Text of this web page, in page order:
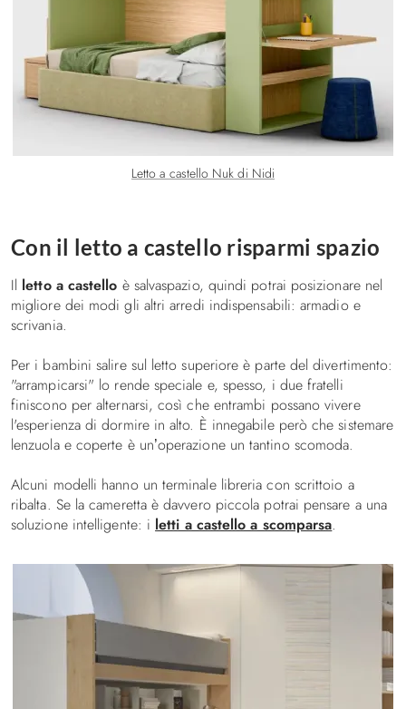
Letto a castello Nuk di Nidi
Con il letto a castello risparmi spazio
Il letto a castello è salvaspazio, quindi potrai posizionare nel
migliore dei modi gli altri arredi indispensabili: armadio e
scrivania.
Per i bambini salire sul letto superiore è parte del divertimento:
"arrampicarsi" lo rende speciale e, spesso, i due fratelli
finiscono per alternarsi, così che entrambi possano vivere
l'esperienza di dormire in alto. È innegabile però che sistemare
lenzuola e coperte è un’operazione un tantino scomoda.
Alcuni modelli hanno un terminale libreria con scrittoio a
ribalta. Se la cameretta è davvero piccola potrai pensare a una
soluzione intelligente: i letti a castello a scomparsa.